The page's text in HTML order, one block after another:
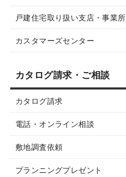
戸建住宅取り扱い支店・事業所
カスタマーズセンター
カタログ請求・ご相談
カタログ請求
電話・オンライン相談
敷地調査依頼
プランニングプレゼント